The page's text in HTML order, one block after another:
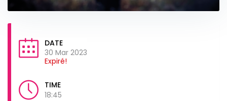
DATE
30 Mar 2023
Expiré!
TIME
18:45